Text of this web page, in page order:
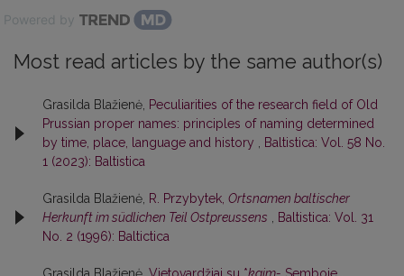
Powered by
Most read articles by the same author(s)
Grasilda Blažienė, Peculiarities of the research field of Old
Prussian proper names: principles of naming determined
by time, place, language and history
Baltistica: Vol. 58 No.
1 (2023): Baltistica
Grasilda Blažienė, R. Przybytek, Ortsnamen baltischer
Herkunft im südlichen Teil Ostpreussens
Baltistica: Vol. 31
No. 2 (1996): Baltictica
Grasilda Blažienė, Vietovardžiai su *kaim- Semboje